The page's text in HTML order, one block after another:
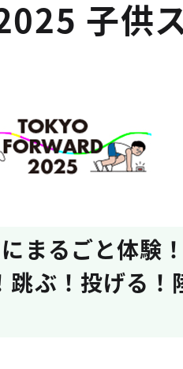
子供
まるごと体験！
ぶ！投げる！